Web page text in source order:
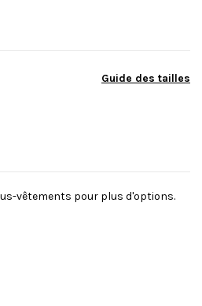
Guide des tailles
vêtements pour plus d'options.